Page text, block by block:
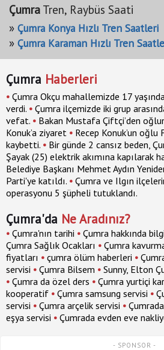
Çumra Tren, Raybüs Saati
» Çumra Konya Hızlı Tren Saatleri
» Çumra Karaman Hızlı Tren
Çumra Haberleri
• Çumra Okçu mahallemizde 17
verdi. • Çumra ilçemizde iki grup
vefat. • Bakan Mustafa Çiftçi’den
Konuk’a ziyaret • Recep Konuk’un oğlu
kaybetti. • Bir günde 2 cansız beden,
Şayak (25) elektrik akımına kapılarak
Belediye Başkanı Mehmet Aydın
Parti'ye katıldı. • Çumra ve Ilgın
operasyonu 5 şüpheli tutuklandı.
Çumra'da Ne Aradınız?
• Çumra'nın tarihi • Çumra hakkında bilgi
Çumra Sağlık Ocakları • Çumra
fiyatları • çumra ölüm haberleri •
servisi • Çumra Bilsem • Sunny, Elton
• Çumra da özel ders • Çumra yurtiçi
kooperatif • Çumra samsung servisi •
servisi • Çumra arçelik servisi •
eşya servisi • Çumrada evden eve
- SPONSOR -